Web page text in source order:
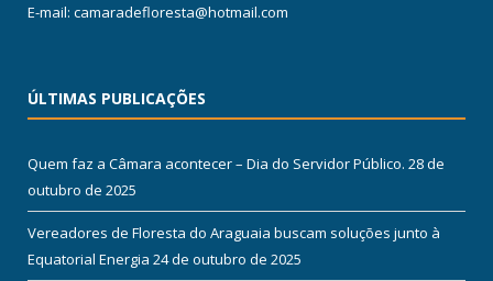
E-mail: camaradefloresta@hotmail.com
ÚLTIMAS PUBLICAÇÕES
Quem faz a Câmara acontecer – Dia do Servidor Público. 28 de
outubro de 2025
Vereadores de Floresta do Araguaia buscam soluções junto à
Equatorial Energia 24 de outubro de 2025